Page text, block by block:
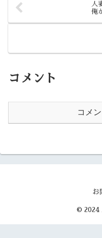
人
俺
コメント
コメ
お
©